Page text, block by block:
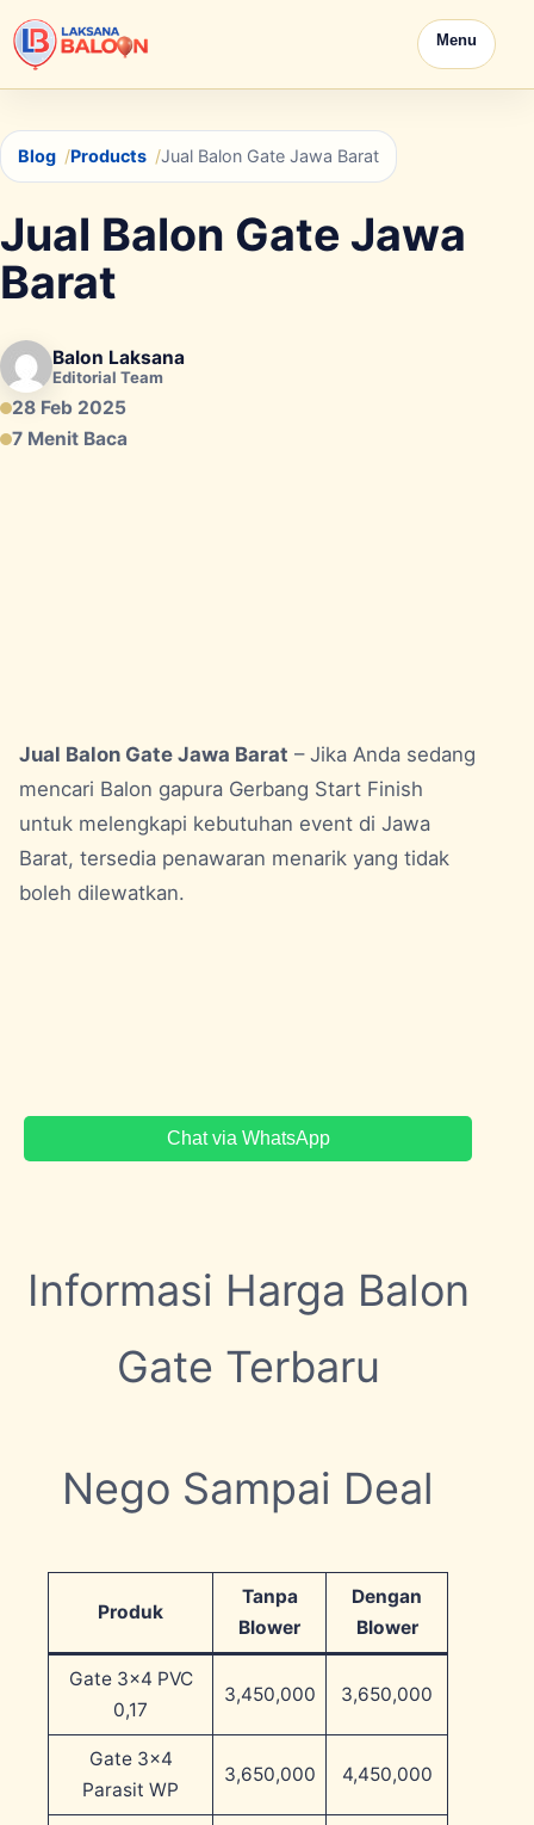
Menu
Blog Products Jual Balon Gate Jawa Barat
Jual Balon Gate Jawa
Barat
Balon Laksana
Editorial Team
28 Feb 2025
7 Menit Baca
Jual Balon Gate Jawa Barat – Jika Anda sedang
mencari Balon gapura Gerbang Start Finish
untuk melengkapi kebutuhan event di Jawa
Barat, tersedia penawaran menarik yang tidak
boleh dilewatkan.
Chat via WhatsApp
Informasi Harga Balon
Gate Terbaru
Nego Sampai Deal
Produk
Tanpa
Blower
Dengan
Blower
Gate 3×4 PVC
0,17
3,450,000 3,650,000
Gate 3×4
Parasit WP
3,650,000 4,450,000